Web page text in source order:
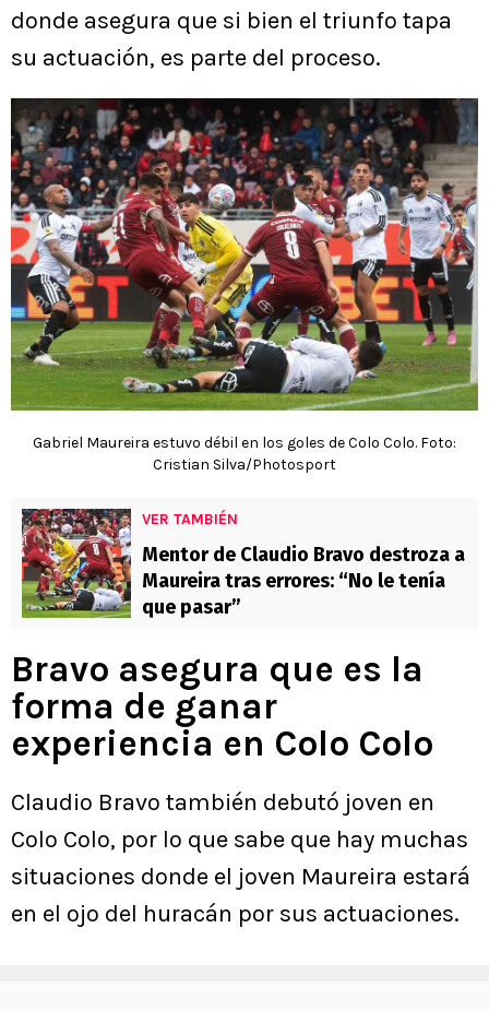
donde asegura que si bien el triunfo tapa
su actuación, es parte del proceso.
Gabriel Maureira estuvo débil en los goles de Colo Colo. Foto:
Cristian Silva/Photosport
VER TAMBIÉN
Mentor de Claudio Bravo destroza a
Maureira tras errores: “No le tenía
que pasar”
Bravo asegura que es la
forma de ganar
experiencia en Colo Colo
Claudio Bravo también debutó joven en
Colo Colo, por lo que sabe que hay muchas
situaciones donde el joven Maureira estará
en el ojo del huracán por sus actuaciones.